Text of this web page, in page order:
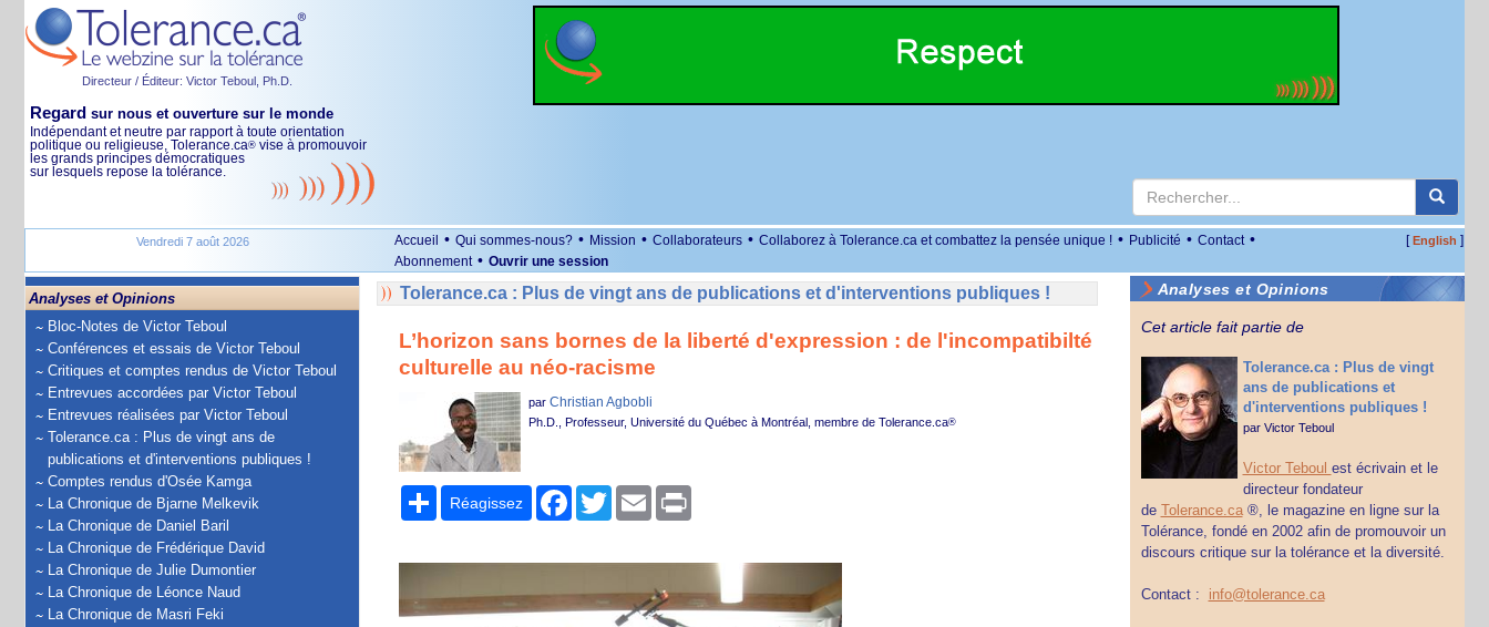
Directeur / Éditeur: Victor Teboul, Ph.D.
Regard sur nous et ouverture sur le monde
Indépendant et neutre par rapport à toute orientation
politique ou religieuse, Tolerance.ca® vise à promouvoir
les grands principes démocratiques
sur lesquels repose la tolérance.
Vendredi 7 août 2026 Accueil • Qui sommes-nous? • Mission • Collaborateurs • Collaborez à Tolerance.ca et combattez la pensée unique ! • Publicité • Contact •
Abonnement • Ouvrir une session
[English ]
Analyses et Opinions
Bloc-Notes de Victor Teboul
Conférences et essais de Victor Teboul
Critiques et comptes rendus de Victor Teboul
Entrevues accordées par Victor Teboul
Entrevues réalisées par Victor Teboul
Tolerance.ca : Plus de vingt ans de
publications et d'interventions publiques !
Comptes rendus d'Osée Kamga
La Chronique de Bjarne Melkevik
La Chronique de Daniel Baril
La Chronique de Frédérique David
La Chronique de Julie Dumontier
La Chronique de Léonce Naud
La Chronique de Masri Feki
Tolerance.ca : Plus de vingt ans de publications et d'interventions publiques !
L’horizon sans bornes de la liberté d'expression : de l'incompatibilté
culturelle au néo-racisme
par Christian Agbobli
Ph.D., Professeur, Université du Québec à Montréal, membre de Tolerance.ca®
Partager
Réagissez Facebook
TwitterEmail Print
Analyses et Opinions
Cet article fait partie de
Tolerance.ca : Plus de vingt
ans de publications et
d'interventions publiques !
par Victor Teboul
Victor Teboul est écrivain et le
directeur fondateur
de Tolerance.ca®, le magazine en ligne sur la
Tolérance, fondé en 2002 afin de promouvoir un
discours critique sur la tolérance et la diversité.
Contact : info@tolerance.ca